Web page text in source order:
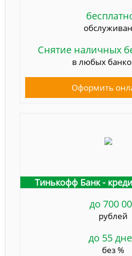
Снятие наличных
в любых
Оформить
Тинькофф Банк -
до 700
рублей
до 55
без %